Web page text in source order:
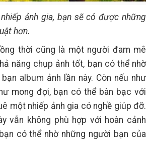
ảnh gia, bạn sẽ có được những
hơn.
thời cũng là một người đam mê
năng chụp ảnh tốt, bạn có thể nhờ
album ảnh lần này. Còn nếu như
mong đợi, bạn có thể bàn bạc với
một nhiếp ảnh gia có nghề giúp đỡ.
vẫn không phù hợp với hoàn cảnh
có thể nhờ những người bạn của